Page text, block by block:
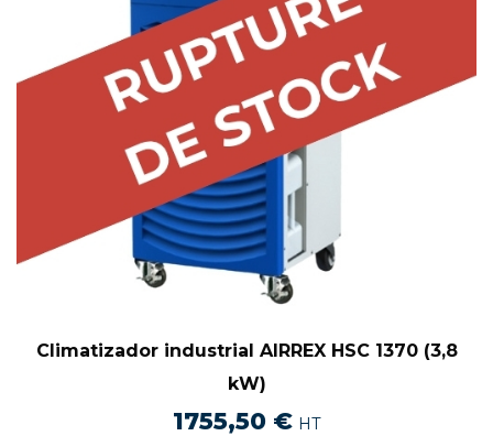
Climatizador industrial AIRREX HSC 1370 (3,8
kW)
1755,50 € HT